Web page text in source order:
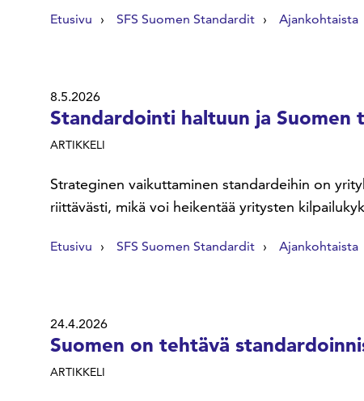
Etusivu SFS Suomen Standardit Ajankohtaista
8.5.2026
Standardointi haltuun ja Suomen
ARTIKKELI
Strateginen vaikuttaminen standardeihin on
riittävästi, mikä voi heikentää yritysten
Etusivu SFS Suomen Standardit Ajankohtaista
24.4.2026
Suomen on tehtävä
ARTIKKELI